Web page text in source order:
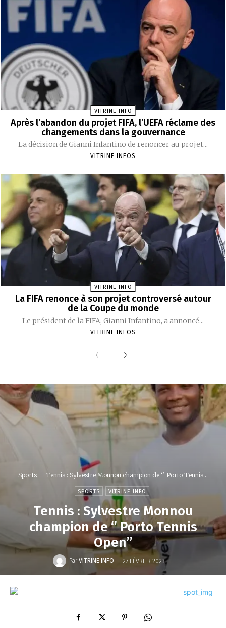
VITRINE INFO
Après l’abandon du projet FIFA, l’UEFA réclame des
changements dans la gouvernance
La décision de Gianni Infantino de renoncer au projet...
VITRINE INFOS
VITRINE INFO
La FIFA renonce à son projet controversé autour
de la Coupe du monde
Le président de la FIFA, Gianni Infantino, a annoncé...
VITRINE INFOS